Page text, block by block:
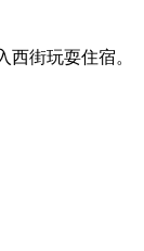
街玩耍住宿。